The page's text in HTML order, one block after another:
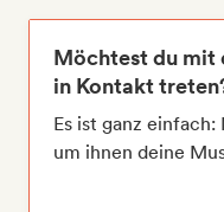
Möchtest du mit
in Kontakt
Es ist ganz
um ihnen deine